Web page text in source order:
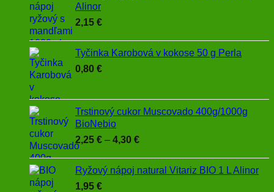
Alinor
2,15 €
Tyčinka Karobová v kokose 50 g Perla
0,80 €
Trstinový cukor Muscovado 400g/1000g
BioNebio
2,25 € – 4,30 €Price
2,25 €
through
Ryžový nápoj natural Vitariz BIO 1 L Alinor
1,95 €